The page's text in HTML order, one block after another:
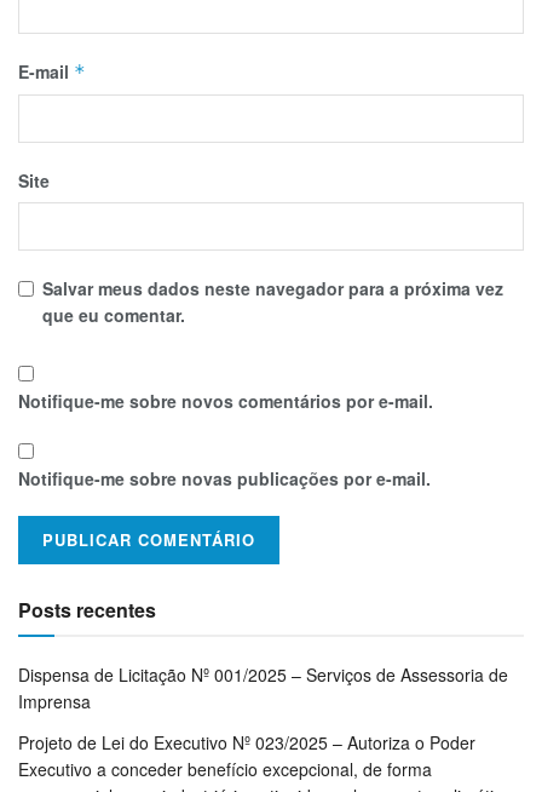
E-mail *
Site
Salvar meus dados neste navegador para a próxima vez
que eu comentar.
Notifique-me sobre novos comentários por e-mail.
Notifique-me sobre novas publicações por e-mail.
Posts recentes
Dispensa de Licitação Nº 001/2025 – Serviços de Assessoria de
Imprensa
Projeto de Lei do Executivo Nº 023/2025 – Autoriza o Poder
Executivo a conceder benefício excepcional, de forma